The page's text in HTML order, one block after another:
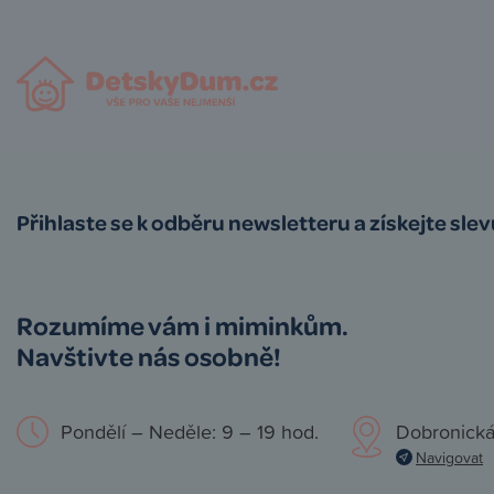
Přihlaste se k odběru newsletteru a získejte
Rozumíme vám i miminkům.
Navštivte nás osobně!
Pondělí – Neděle: 9 – 19 hod.
Navigovat